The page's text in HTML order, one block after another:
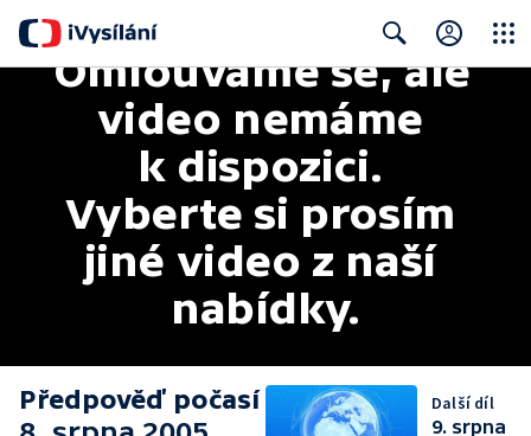
Search
Omlouváme se, ale
video nemáme
k dispozici.
Vyberte si prosím
jiné video z naší
nabídky.
Předpověď počasí
Další díl
9. srpna